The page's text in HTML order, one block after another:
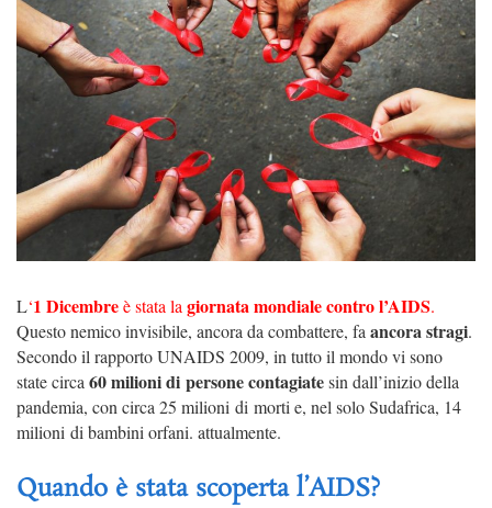
L‘1 Dicembreè stata la giornata mondiale contro l’AIDS.
Questo nemico invisibile, ancora da combattere, fa ancora stragi.
Secondo il rapporto UNAIDS 2009, in tutto il mondo vi sono
state circa 60 milioni di persone contagiatesin dall’inizio della
pandemia, con circa 25 milioni di morti e, nel solo Sudafrica, 14
milioni di bambini orfani. attualmente.
Quando è stata scoperta l’AIDS?